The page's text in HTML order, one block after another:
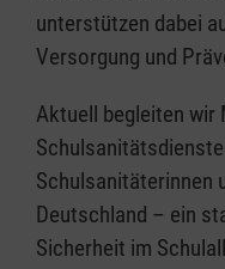
unterstützen dabei
Versorgung und
Aktuell begleiten wir
Schulsanitäterinnen
Deutschland – ein
Sicherheit im